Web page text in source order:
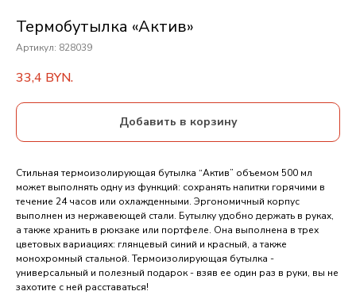
Термобутылка «Актив»
Артикул: 828039
33,4 BYN.
Добавить в корзину
Стильная термоизолирующая бутылка “Актив” объемом 500 мл
может выполнять одну из функций: сохранять напитки горячими в
течение 24 часов или охлажденными. Эргономичный корпус
выполнен из нержавеющей стали. Бутылку удобно держать в руках,
а также хранить в рюкзаке или портфеле. Она выполнена в трех
цветовых вариациях: глянцевый синий и красный, а также
монохромный стальной. Термоизолирующая бутылка -
универсальный и полезный подарок - взяв ее один раз в руки, вы не
захотите с ней расставаться!